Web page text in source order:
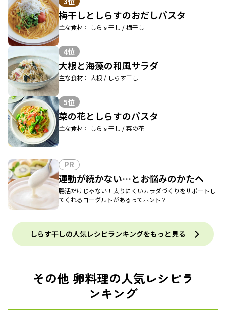
梅干しとしらすのおだしパスタ
主な食材： しらす干し / 梅干し
4位
大根と海藻の和風サラダ
主な食材： 大根 / しらす干し
5位
菜の花としらすのパスタ
主な食材： しらす干し / 菜の花
PR
運動が続かない…とお悩みのかたへ
腸活だけじゃない！太りにくいカラダづくりをサポートし
てくれるヨーグルトがあるってホント？
しらす干しの人気レシピランキングをもっと見る
その他 卵料理の人気レシピラ
ンキング